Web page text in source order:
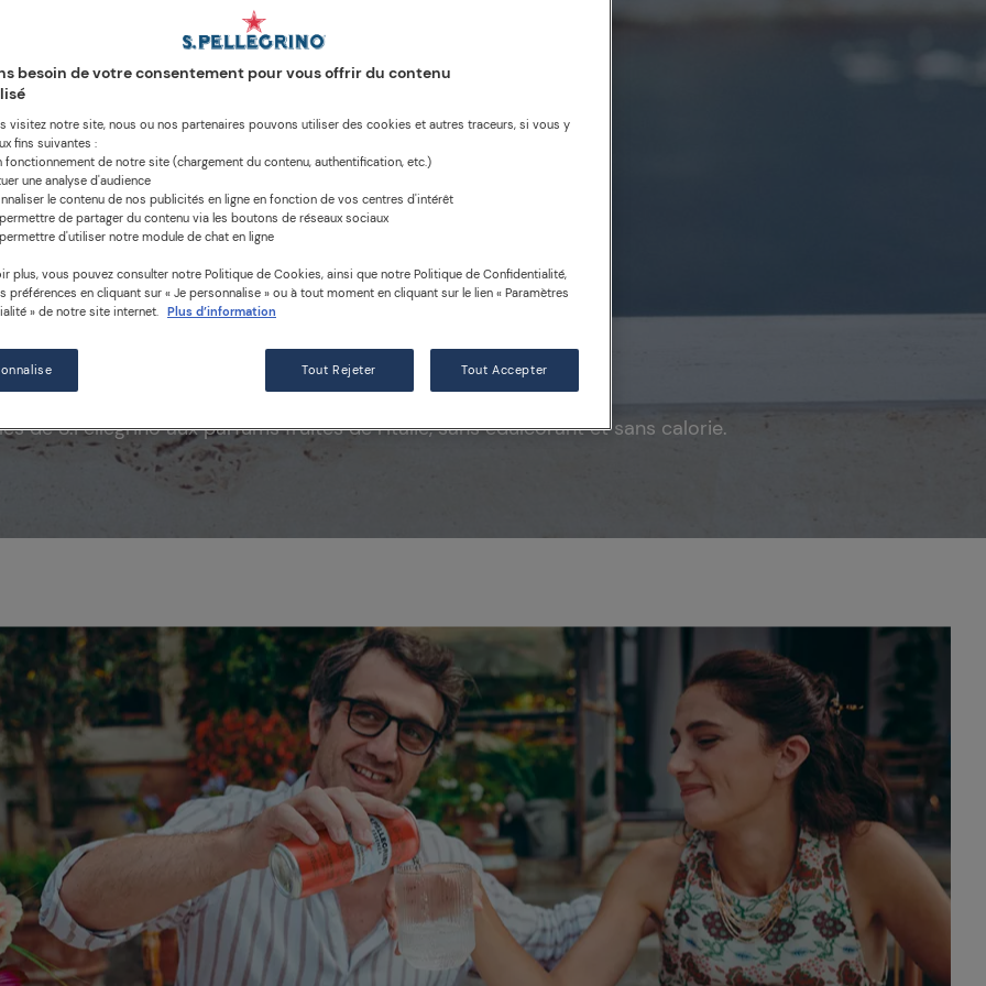
parfums fruités de l’Italie
de S.Pellegrino aux parfums fruités de l’Italie, sans édulcorant et sans calorie.
besoin de votre consentement pour vous offrir du contenu
visitez notre site, nous ou nos partenaires pouvons utiliser des cookies et autres traceurs, si vous y
fins suivantes :
fonctionnement de notre site (chargement du contenu, authentification, etc.)
une analyse d'audience
le contenu de nos publicités en ligne en fonction de vos centres d'intérêt
de partager du contenu via les boutons de réseaux sociaux
d'utiliser notre module de chat en ligne
plus, vous pouvez consulter notre Politique de Cookies, ainsi que notre Politique de Confidentialité,
préférences en cliquant sur « Je personnalise » ou à tout moment en cliquant sur le lien « Paramètres
» de notre site internet. Plus d’information
Tout Rejeter Tout Accepter